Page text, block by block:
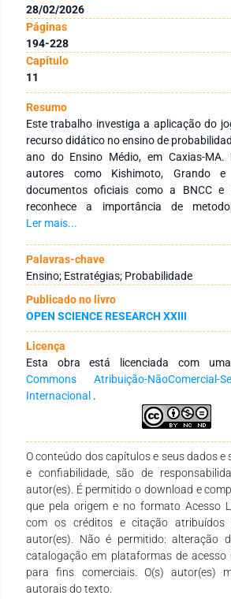
28/02/2026
Páginas
194-228
Capítulo
11
Resumo
Este trabalho investiga a aplicação do
recurso didático no ensino de
ano do Ensino Médio, em Caxias-MA.
autores como Kishimoto, Grando
documentos oficiais como a BNCC
reconhece a importância de
promovam uma aprendizagem
foi estruturada em três etapas: aplicação
diagnóstico, realização da atividade
adaptado fisicamente para a sala de
segundo questionário para
aprendizagem. Os resultados
significativa no desempenho dos alunos
com destaque para o aumento do
engajamento. O Ludo King
desenvolvimento do raciocínio lógico, da
e da compreensão de conceitos
amostral e eventos aleatórios. Além
argumentação. As imagens registradas
reforçam a efetividade da abordagem
transformação do ambiente escolar
interativo, participativo e motivador.
quando utilizados com
contribuem significativamente para a
matemática e para a formação crítica
Ler mais...
Palavras-chave
Ensino; Estratégias; Probabilidade
Publicado no livro
OPEN SCIENCE RESEARCH XXIII
Licença
Esta obra está licenciada com
Commons Atribuição-NãoComercial-
Internacional .
O conteúdo dos capítulos e seus dados
e confiabilidade, são de
autor(es). É permitido o download e
que pela origem e no formato Acesso
com os créditos e citação atribuídos
autor(es). Não é permitido: alteração
catalogação em plataformas de
para fins comerciais. O(s) autor(es)
autorais do texto.